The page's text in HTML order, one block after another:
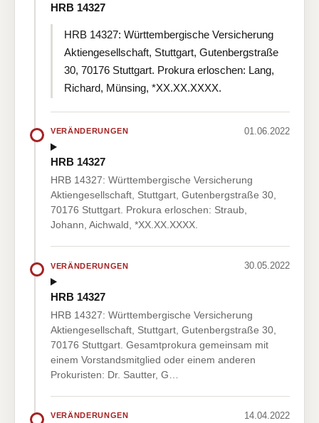
HRB 14327
HRB 14327: Württembergische Versicherung
Aktiengesellschaft, Stuttgart, Gutenbergstraße
30, 70176 Stuttgart. Prokura erloschen: Lang,
Richard, Münsing, *XX.XX.XXXX.
VERÄNDERUNGEN 01.06.2022
HRB 14327
HRB 14327: Württembergische Versicherung
Aktiengesellschaft, Stuttgart, Gutenbergstraße 30,
70176 Stuttgart. Prokura erloschen: Straub,
Johann, Aichwald, *XX.XX.XXXX.
VERÄNDERUNGEN 30.05.2022
HRB 14327
HRB 14327: Württembergische Versicherung
Aktiengesellschaft, Stuttgart, Gutenbergstraße 30,
70176 Stuttgart. Gesamtprokura gemeinsam mit
einem Vorstandsmitglied oder einem anderen
Prokuristen: Dr. Sautter, G…
VERÄNDERUNGEN 14.04.2022